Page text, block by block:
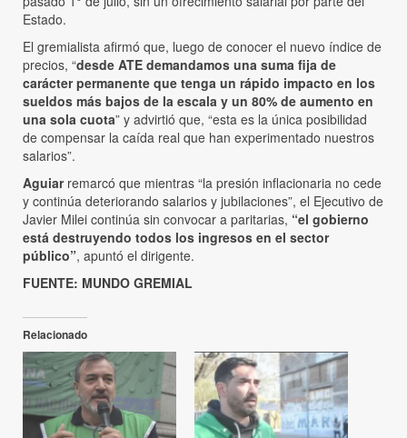
Estado.
El gremialista afirmó que, luego de conocer el nuevo índice de
precios, “desde ATE demandamos una suma fija de
carácter permanente que tenga un rápido impacto en los
sueldos más bajos de la escala y un 80% de aumento en
una sola cuota” y advirtió que, “esta es la única posibilidad
de compensar la caída real que han experimentado nuestros
salarios”.
Aguiar remarcó que mientras “la presión inflacionaria no cede
y continúa deteriorando salarios y jubilaciones”, el Ejecutivo de
Javier Milei continúa sin convocar a paritarias, “el gobierno
está destruyendo todos los ingresos en el sector
público”, apuntó el dirigente.
FUENTE: MUNDO GREMIAL
Relacionado